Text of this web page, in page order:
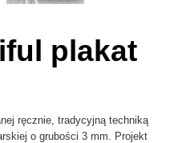
plakat
ręcznie, tradycyjną techniką
o grubości 3 mm. Projekt